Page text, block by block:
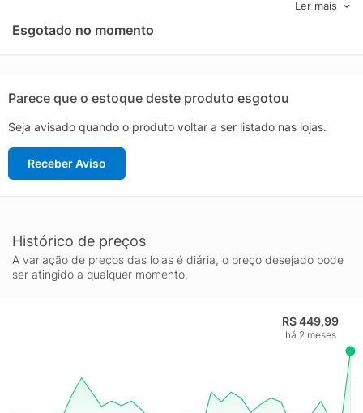
para uso diário. O corte justo é alargado do joelho para baixo,
adicionando dimensão à sua silhueta. Detalhes do Produto Cós
elástico Logo Swoosh bordado 61% poliéster / 31% lyocell / 8%
Ler mais
Esgotado no momento
Parece que o estoque deste produto esgotou
Seja avisado quando o produto voltar a ser listado nas lojas.
Receber Aviso
Histórico de preços
A variação de preços das lojas é diária, o preço desejado pode
ser atingido a qualquer momento.
R$ 449,99
há 2 meses